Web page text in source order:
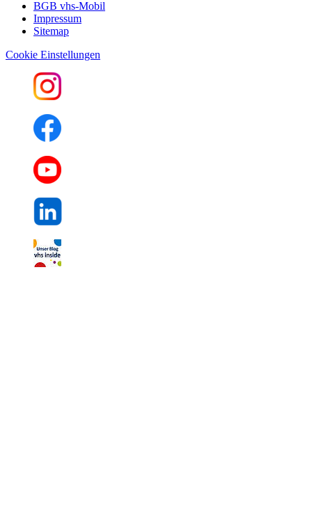
BGB vhs-Mobil
Impressum
Sitemap
Cookie Einstellungen